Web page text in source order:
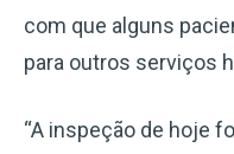
com que alguns
para outros serviços
“A inspeção de hoje